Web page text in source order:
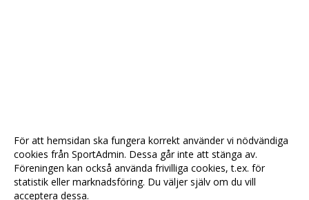
För att hemsidan ska fungera korrekt använder vi nödvändiga
cookies från SportAdmin. Dessa går inte att stänga av.
Föreningen kan också använda frivilliga cookies, t.ex. för
statistik eller marknadsföring. Du väljer själv om du vill
acceptera dessa.